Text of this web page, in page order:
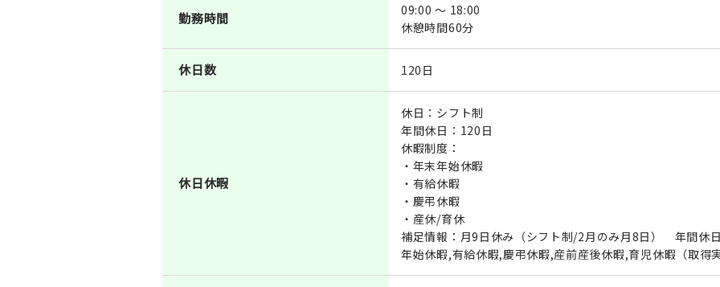
勤務時間
09:00 ～ 18:00
休憩時間60分
休日数 120日
休日休暇
休日：シフト制
年間休日：120日
休暇制度：
・年末年始休暇
・有給休暇
・慶弔休暇
・産休/育休
補足情報：月9日休み（シフト制/2月のみ月8日） 年間休
年始休暇,有給休暇,慶弔休暇,産前産後休暇,育児休暇（取得